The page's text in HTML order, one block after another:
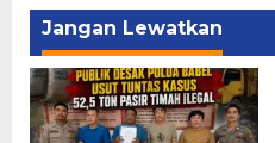
Jangan Lewatkan